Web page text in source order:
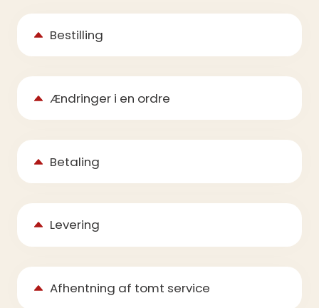
Bestilling
Ændringer i en ordre
Betaling
Levering
Afhentning af tomt service